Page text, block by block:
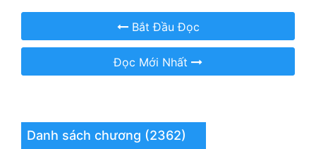
Ngược
Bắt Đầu Đọc
Đọc Mới Nhất
Danh sách chương (2362)